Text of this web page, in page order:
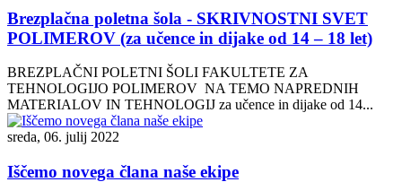
Brezplačna poletna šola - SKRIVNOSTNI SVET
POLIMEROV (za učence in dijake od 14 – 18 let)
BREZPLAČNI POLETNI ŠOLI FAKULTETE ZA
TEHNOLOGIJO POLIMEROV NA TEMO NAPREDNIH
MATERIALOV IN TEHNOLOGIJ za učence in dijake od 14...
sreda, 06. julij 2022
Iščemo novega člana naše ekipe